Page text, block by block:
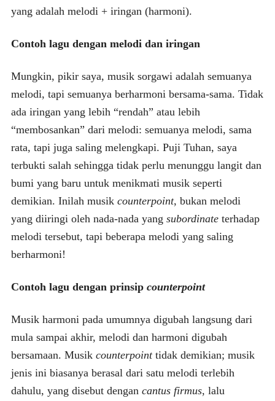
yang adalah melodi + iringan (harmoni).
Contoh lagu dengan melodi dan iringan
Mungkin, pikir saya, musik sorgawi adalah semuanya
melodi, tapi semuanya berharmoni bersama-sama. Tidak
ada iringan yang lebih “rendah” atau lebih
“membosankan” dari melodi: semuanya melodi, sama
rata, tapi juga saling melengkapi. Puji Tuhan, saya
terbukti salah sehingga tidak perlu menunggu langit dan
bumi yang baru untuk menikmati musik seperti
demikian. Inilah musik counterpoint, bukan melodi
yang diiringi oleh nada-nada yang subordinateterhadap
melodi tersebut, tapi beberapa melodi yang saling
berharmoni!
Contoh lagu dengan prinsip counterpoint
Musik harmoni pada umumnya digubah langsung dari
mula sampai akhir, melodi dan harmoni digubah
bersamaan. Musik counterpointtidak demikian; musik
jenis ini biasanya berasal dari satu melodi terlebih
dahulu, yang disebut dengan cantus firmus, lalu